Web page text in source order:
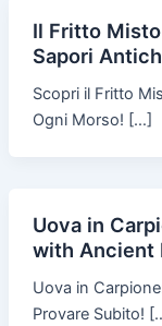
Il Fritto
Sapori
Scopri il Fritto
Ogni Morso! […]
Uova in
with Ancient
Uova in
Provare Subito!